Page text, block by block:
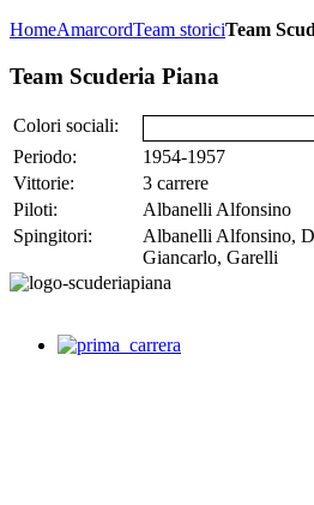
HomeAmarcordTeam storiciTeam
Team Scuderia Piana
Colori sociali:
Periodo:
1954-1957
Vittorie:
3 carrere
Piloti:
Albanelli Alfonsino
Spingitori:
Albanelli Alfonsino,
Giancarlo, Garelli